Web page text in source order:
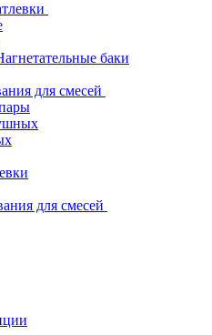
баки
для смесей
для смесей